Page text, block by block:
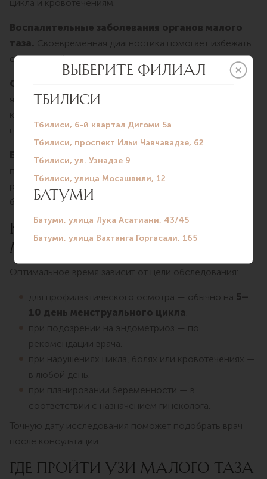
цикла и кровотечениям.
Воспалительные заболевания органов малого
таза. Своевременная диагностика помогает избежать
осложнений и хронических процессов.
Синдром поликистозных яичников (СПКЯ).
является важной частью диагностики заболевания,
которое сопровождается нарушением овуляции и
гормональным дисбалансом.
Беременность.
Исследование позволяет
подтвердить беременность, определить срок, оценить
развитие плода и исключить внематочную
беременность.
КОГДА ЛУЧШЕ ДЕЛАТЬ УЗИ
МАЛОГО ТАЗА?
Оптимальное время зависит от цели обследования:
для профилактического осмотра — обычно на 5–
10 день менструального цикла.
при подозрении на эндометриоз — по
рекомендации врача.
при нарушениях цикла, болях или кровотечениях —
в любой день.
при планировании беременности — в
соответствии с назначением гинеколога.
Точную дату исследования поможет подобрать врач
после консультации.
ГДЕ ПРОЙТИ УЗИ МАЛОГО ТАЗА